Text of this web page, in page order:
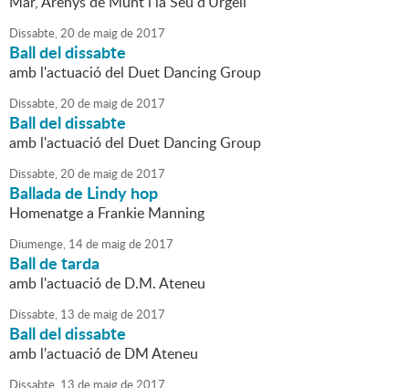
Dissabte,20 de maigde2017
Ball del dissabte
amb l'actuació del Duet Dancing Group
Dissabte,20 de maigde2017
Ball del dissabte
amb l'actuació del Duet Dancing Group
Dissabte,20 de maigde2017
Ballada de Lindy hop
Homenatge a Frankie Manning
Diumenge, 14de maigde2017
Ball de tarda
amb l'actuació de D.M. Ateneu
Dissabte, 13 de maigde2017
Ball del dissabte
amb l'actuació de DM Ateneu
Dissabte, 13 de maigde 2017